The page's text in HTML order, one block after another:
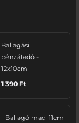
Ballagási
pénzátadó -
12x10cm
1 390 Ft
Ballagó maci 11cm